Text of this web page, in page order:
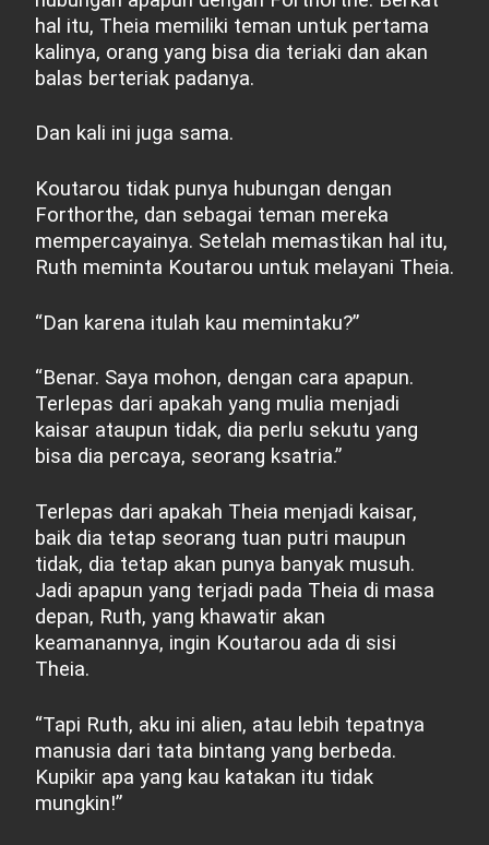
hal itu, Theia memiliki teman untuk pertama
kalinya, orang yang bisa dia teriaki dan akan
balas berteriak padanya.
Dan kali ini juga sama.
Koutarou tidak punya hubungan dengan
Forthorthe, dan sebagai teman mereka
mempercayainya. Setelah memastikan hal itu,
Ruth meminta Koutarou untuk melayani Theia.
“Dan karena itulah kau memintaku?”
“Benar. Saya mohon, dengan cara apapun.
Terlepas dari apakah yang mulia menjadi
kaisar ataupun tidak, dia perlu sekutu yang
bisa dia percaya, seorang ksatria.”
Terlepas dari apakah Theia menjadi kaisar,
baik dia tetap seorang tuan putri maupun
tidak, dia tetap akan punya banyak musuh.
Jadi apapun yang terjadi pada Theia di masa
depan, Ruth, yang khawatir akan
keamanannya, ingin Koutarou ada di sisi
Theia.
“Tapi Ruth, aku ini alien, atau lebih tepatnya
manusia dari tata bintang yang berbeda.
Kupikir apa yang kau katakan itu tidak
mungkin!”